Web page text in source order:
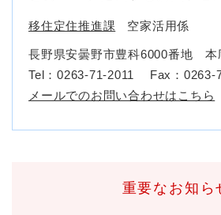
移住定住推進課 空家活用係
長野県安曇野市豊科6000番地 本
Tel：0263-71-2011
Fax：0263-
メールでのお問い合わせはこちら
重要なお知ら